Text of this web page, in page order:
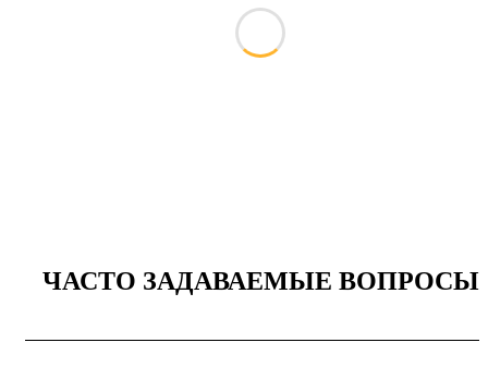
ЧАСТО ЗАДАВАЕМЫЕ ВОПРОСЫ